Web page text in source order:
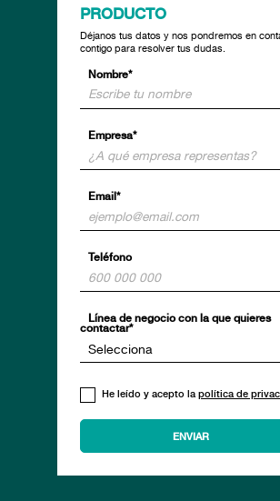
PRODUCTO
Déjanos tus datos y nos pondremos en
contigo para resolver tus dudas.
Nombre*
Empresa*
Email*
Teléfono
Línea de negocio con la que quieres
contactar*
He leído y acepto la política de